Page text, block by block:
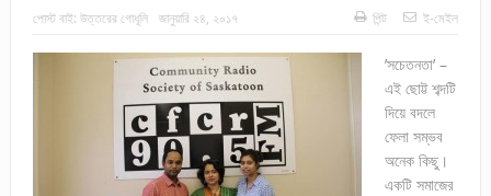
পোস্ট বাই: উত্তরের গোধূলি জানুয়ারি ২৪, ২০১৭ পিন্ট ই-মেইল
’সচেতনতা’ –
এই ছোট্ট শব্দটি
দিয়ে বদলে
ফেলা সম্ভব
অনেক কিছু।
একটি সমাজের